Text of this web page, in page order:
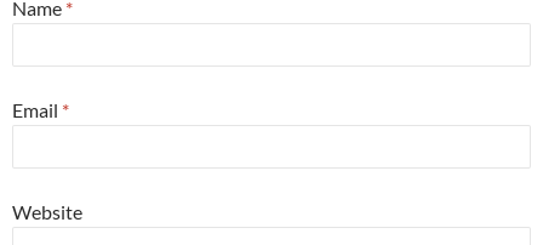
Name *
Email *
Website